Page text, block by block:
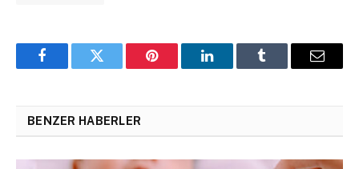
FacebookTwitter Pinterest LinkedInTumblr Email
BENZER HABERLER